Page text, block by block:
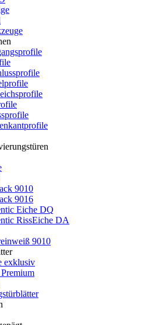
9010
9016
Eiche DQ
RissEiche DA
9010
exklusiv